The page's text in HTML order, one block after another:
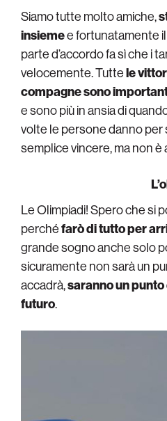
Siamo tutte molto amiche,
insiemee fortunatamente
parte d’accordo fa sì che i
velocemente. Tuttele
compagne sono
e sono più in ansia di
volte le persone danno
semplice vincere, ma non è
Le Olimpiadi! Spero che si
perchéfarò di tutto per
grande sogno anche solo
sicuramente non sarà un
accadrà,saranno un
futuro.